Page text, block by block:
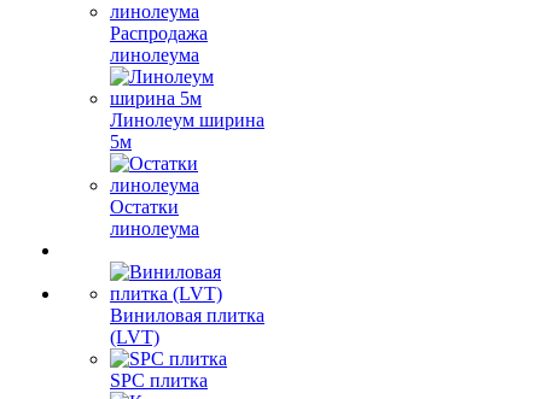
Распродажа
линолеума
Линолеум ширина
5м
Остатки
линолеума
Виниловая плитка
(LVT)
SPC плитка